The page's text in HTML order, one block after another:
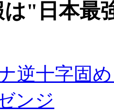
は"日本最
逆十字固
ンジ